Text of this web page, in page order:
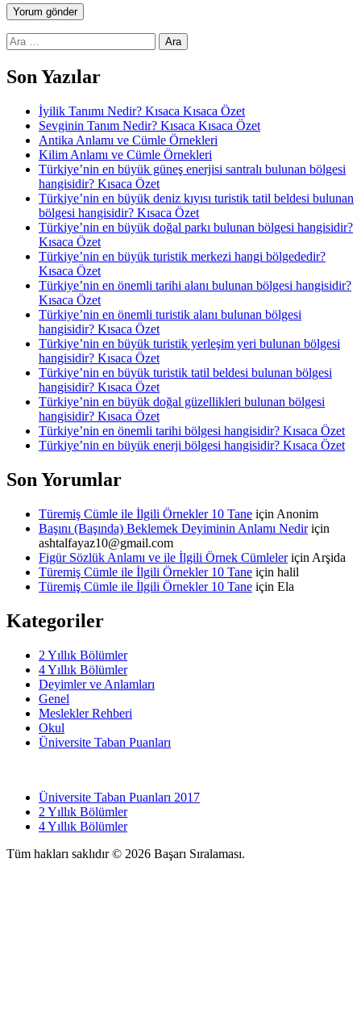
Arama:
Son Yazılar
İyilik Tanımı Nedir? Kısaca Kısaca Özet
Sevginin Tanım Nedir? Kısaca Kısaca Özet
Antika Anlamı ve Cümle Örnekleri
Kilim Anlamı ve Cümle Örnekleri
Türkiye’nin en büyük güneş enerjisi santralı bulunan bölgesi
hangisidir? Kısaca Özet
Türkiye’nin en büyük deniz kıyısı turistik tatil beldesi bulunan
bölgesi hangisidir? Kısaca Özet
Türkiye’nin en büyük doğal parkı bulunan bölgesi hangisidir?
Kısaca Özet
Türkiye’nin en büyük turistik merkezi hangi bölgededir?
Kısaca Özet
Türkiye’nin en önemli tarihi alanı bulunan bölgesi hangisidir?
Kısaca Özet
Türkiye’nin en önemli turistik alanı bulunan bölgesi
hangisidir? Kısaca Özet
Türkiye’nin en büyük turistik yerleşim yeri bulunan bölgesi
hangisidir? Kısaca Özet
Türkiye’nin en büyük turistik tatil beldesi bulunan bölgesi
hangisidir? Kısaca Özet
Türkiye’nin en büyük doğal güzellikleri bulunan bölgesi
hangisidir? Kısaca Özet
Türkiye’nin en önemli tarihi bölgesi hangisidir? Kısaca Özet
Türkiye’nin en büyük enerji bölgesi hangisidir? Kısaca Özet
Son Yorumlar
Türemiş Cümle ile İlgili Örnekler 10 Tane için Anonim
Başını (Başında) Beklemek Deyiminin Anlamı Nediriçin
ashtalfayaz10@gmail.com
Figür Sözlük Anlamı ve ile İlgili Örnek Cümleleriçin Arşida
Türemiş Cümle ile İlgili Örnekler 10 Tane için halil
Türemiş Cümle ile İlgili Örnekler 10 Tane için Ela
Kategoriler
2 Yıllık Bölümler
4 Yıllık Bölümler
Deyimler ve Anlamları
Genel
Meslekler Rehberi
Okul
Üniversite Taban Puanları
Üniversite Taban Puanları 2017
2 Yıllık Bölümler
4 Yıllık Bölümler
Tüm hakları saklıdır © 2026 Başarı Sıralaması.